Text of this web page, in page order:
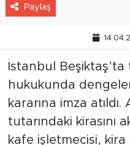
Paylaş
İstanbul
hukukunda
kararına imza atıldı.
tutarındaki kirasını
kafe işletmecisi,